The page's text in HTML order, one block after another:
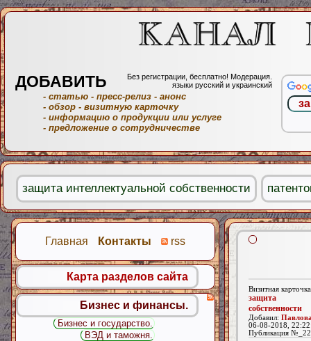
Визитная
защита
собственности
Добавил:
06-08-2018,
Публикация
Главная Контакты rss
Карта разделов сайта
Бизнес и финансы.
Бизнес и государство.
ВЭД и таможня.
ДОБАВИТЬ
Без регистрации, бесплатно! Модерация.
языки русский и украинский
- статью - пресс-релиз - анонс
- обзор - визитную карточку
- информацию о продукции или услуге
- предложение о сотрудничестве
защита интеллектуальной собственности